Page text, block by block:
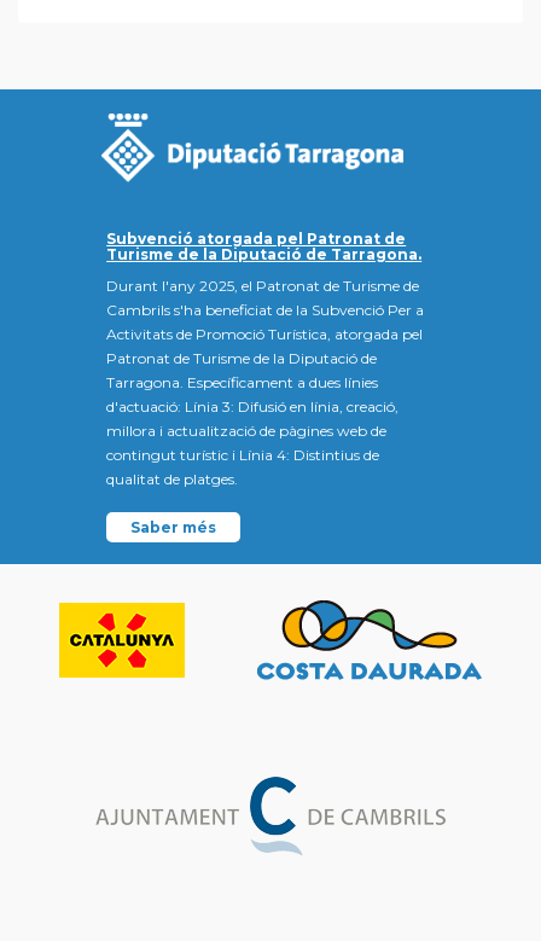
Subvenció atorgada pel Patronat de
Turisme de la Diputació de Tarragona.
Durant l'any 2025, el Patronat de Turisme de
Cambrils s'ha beneficiat de la Subvenció Per a
Activitats de Promoció Turística, atorgada pel
Patronat de Turisme de la Diputació de
Tarragona. Específicament a dues línies
d'actuació: Línia 3: Difusió en línia, creació,
millora i actualització de pàgines web de
contingut turístic i Línia 4: Distintius de
qualitat de platges.
Saber més